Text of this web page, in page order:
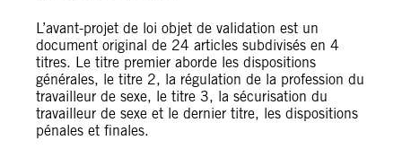
L’avant-projet de loi objet de validation est un
document original de 24 articles subdivisés en 4
titres. Le titre premier aborde les dispositions
générales, le titre 2, la régulation de la profession du
travailleur de sexe, le titre 3, la sécurisation du
travailleur de sexe et le dernier titre, les dispositions
pénales et finales.